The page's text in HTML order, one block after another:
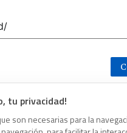
tu privacidad!
son necesarias para la